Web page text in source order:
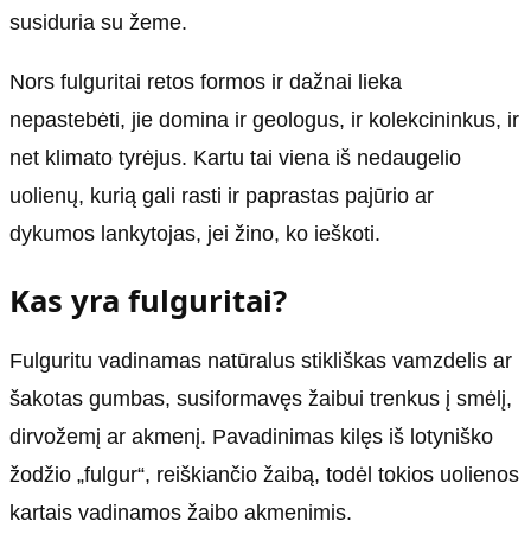
susiduria su žeme.
Nors fulguritai retos formos ir dažnai lieka
nepastebėti, jie domina ir geologus, ir kolekcininkus, ir
net klimato tyrėjus. Kartu tai viena iš nedaugelio
uolienų, kurią gali rasti ir paprastas pajūrio ar
dykumos lankytojas, jei žino, ko ieškoti.
Kas yra fulguritai?
Fulguritu vadinamas natūralus stikliškas vamzdelis ar
šakotas gumbas, susiformavęs žaibui trenkus į smėlį,
dirvožemį ar akmenį. Pavadinimas kilęs iš lotyniško
žodžio „fulgur“, reiškiančio žaibą, todėl tokios uolienos
kartais vadinamos žaibo akmenimis.